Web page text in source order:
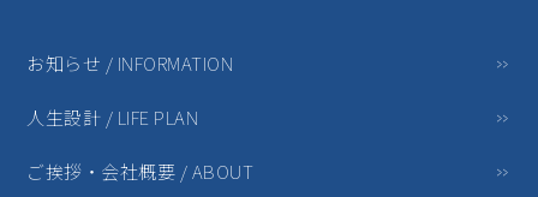
お知らせ / INFORMATION
人生設計 / LIFE PLAN
ご挨拶・会社概要 / ABOUT